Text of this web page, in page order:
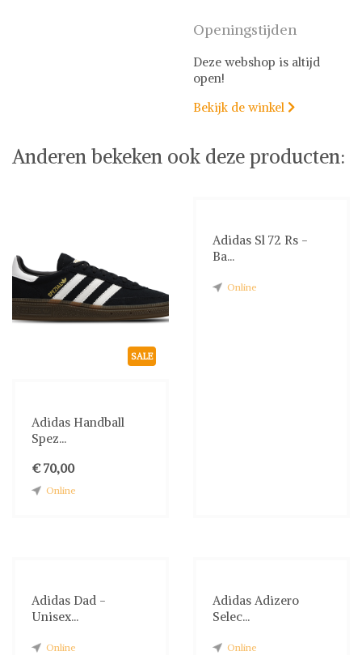
Openingstijden
Deze webshop is altijd
open!
Bekijk de winkel 
Anderen bekeken ook deze producten:
SALE
Adidas Handball
Spez...
€ 70,00
Online
Adidas Sl 72 Rs -
Ba...
Online
Adidas Dad -
Unisex...
Online
Adidas Adizero
Selec...
Online